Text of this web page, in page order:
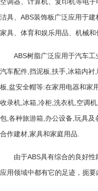
空调器、计算机、复印机等电子
洁具、 ABS装饰板广泛应用于建
家具、体育和娱乐用品、机械和
ABS树脂广泛应用于汽车工
汽车配件 挡泥板 扶手 冰箱内衬
板 盆安全帽等:在家用电器和家
收录机 冰箱 冷柜 洗衣机 空调机
包 各种旅游箱 办公设备 玩具及
合作建材 家具和家庭用品
由于ABS具有综合的良好性
应用领域中都有它的足迹，扼要